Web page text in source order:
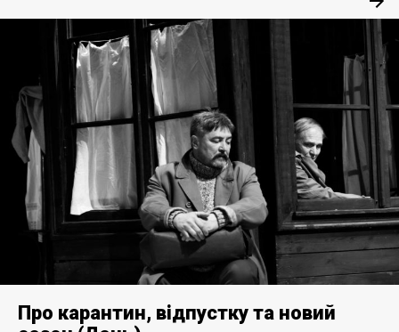
Про карантин, відпустку та новий